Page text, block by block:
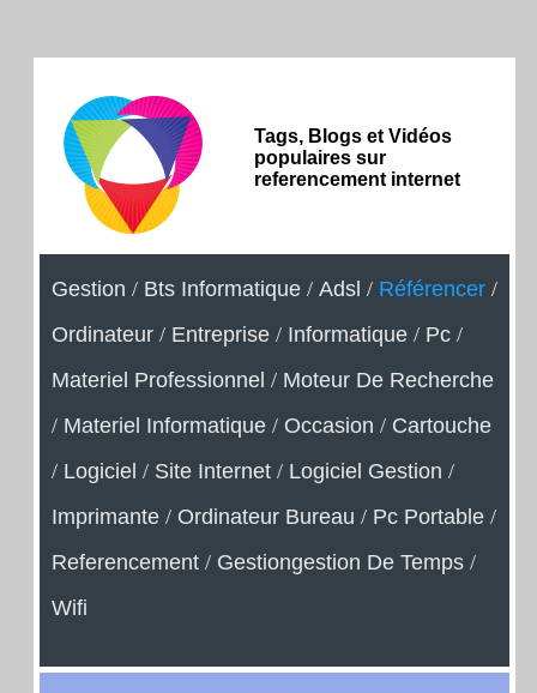
Tags, Blogs et Vidéos
populaires sur
referencement internet
Gestion / Bts Informatique / Adsl / Référencer /
Ordinateur / Entreprise / Informatique / Pc /
Materiel Professionnel / Moteur De Recherche
/ Materiel Informatique / Occasion / Cartouche
/ Logiciel / Site Internet / Logiciel Gestion /
Imprimante / Ordinateur Bureau / Pc Portable /
Referencement / Gestiongestion De Temps /
Wifi